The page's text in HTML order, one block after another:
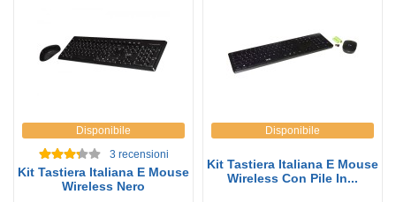
Disponibile
3 recensioni
Kit Tastiera Italiana E Mouse
Wireless Nero
Disponibile
Kit Tastiera Italiana E Mouse
Wireless Con Pile In...